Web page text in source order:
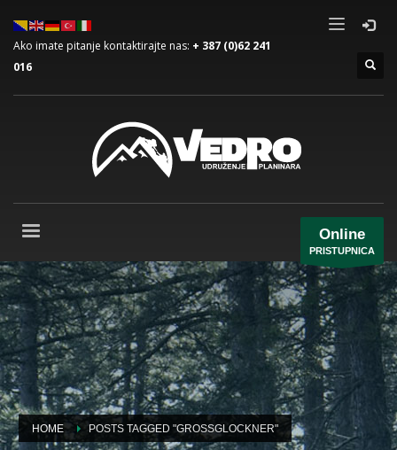
Ako imate pitanje kontaktirajte nas: + 387 (0)62 241
016
Online
PRISTUPNICA
HOME POSTS TAGGED "GROSSGLOCKNER"